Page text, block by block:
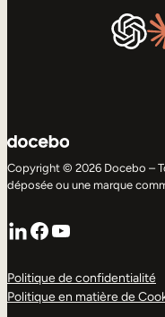
Copyright © 2026 Docebo –
déposée ou une marque
LinkedIn
Facebook
YouTube
Politique de confidentialité
Politique en matière de